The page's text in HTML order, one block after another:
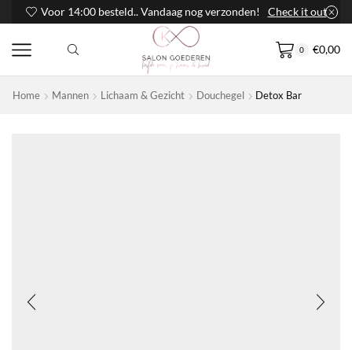
Voor 14:00 besteld.. Vandaag nog verzonden! Check it out
0 €0,00
Home Mannen Lichaam & Gezicht Douchegel Detox Bar